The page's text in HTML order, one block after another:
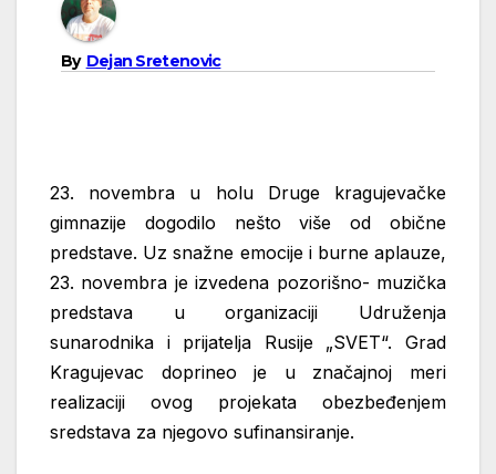
By Dejan Sretenovic
23. novembra u holu Druge kragujevačke
gimnazije dogodilo nešto više od obične
predstave. Uz snažne emocije i burne aplauze,
23. novembra je izvedena pozorišno- muzička
predstava u organizaciji Udruženja
sunarodnika i prijatelja Rusije „SVET“. Grad
Kragujevac doprineo je u značajnoj meri
realizaciji ovog projekata obezbeđenjem
sredstava za njegovo sufinansiranje.